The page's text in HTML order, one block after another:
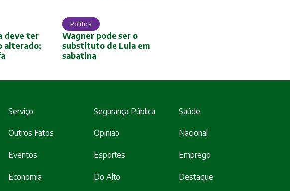
deve ter
alterado;
Política
Wagner pode ser o
substituto de Lula em
sabatina
Serviço Segurança Pública Saúde
Outros Fatos Opinião Nacional
Eventos Esportes Emprego
Economia Do Alto Destaque